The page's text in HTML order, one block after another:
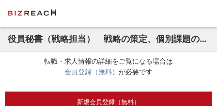
役員秘書（戦略担当） 戦略の策定、個別課題の深掘りまで、変革の実現を技術の力で推進する。 ●大学教授／博士と共に戦略立案 ●エネルギー基本計画の推進
転職・求人情報の詳細をご覧になる場合は
会員登録（無料） が必要です
新規会員登録（無料）